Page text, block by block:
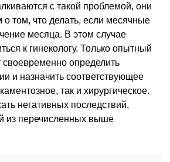
с такой проблемой, они
том, что делать, если месячные
месяца. В этом случае
к гинекологу. Только опытный
своевременно определить
и назначить соответствующее
так и хирургическое.
негативных последствий,
из перечисленных выше